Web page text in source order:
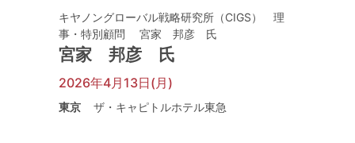
キヤノングローバル戦略研究所（CIGS） 理
事・特別顧問 宮家 邦彦 氏
宮家 邦彦 氏
2026年4月13日(月)
東京 ザ・キャピトルホテル東急